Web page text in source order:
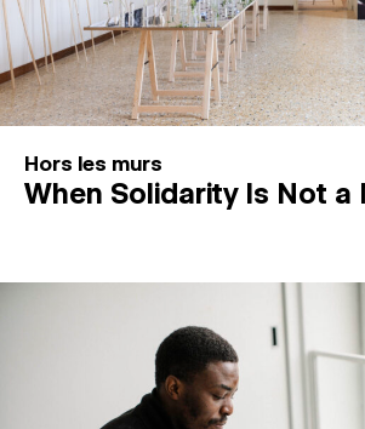
Hors les murs
When Solidarity Is Not